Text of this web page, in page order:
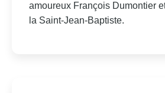
amoureux François Dumontier
la Saint-Jean-Baptiste.